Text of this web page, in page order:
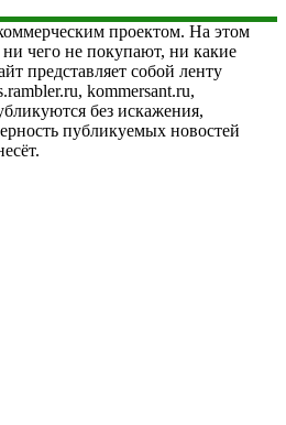
проектом. На этом
чего не покупают, ни какие
представляет собой ленту
kommersant.ru,
без искажения,
публикуемых новостей